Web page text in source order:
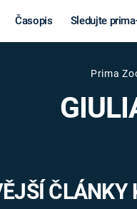
Časopis Sledujte
Věda a
MARS
Prima
ČLÁNKY